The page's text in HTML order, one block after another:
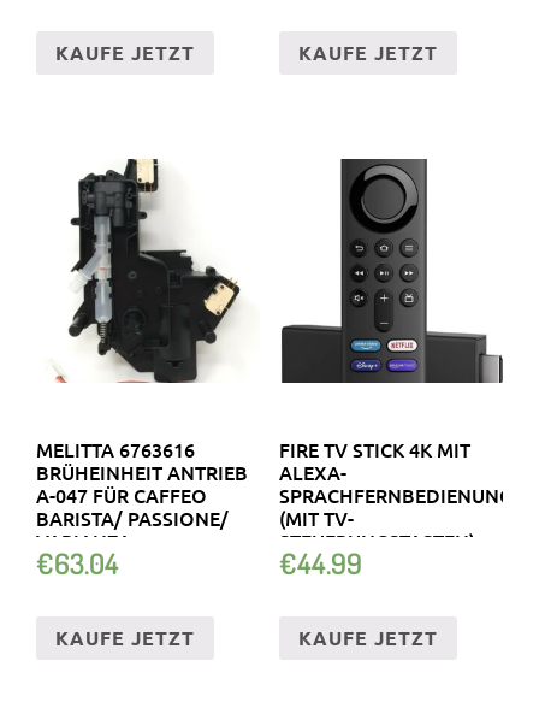
KAUFE JETZT KAUFE JETZT
MELITTA 6763616
BRÜHEINHEIT ANTRIEB
A-047 FÜR CAFFEO
BARISTA/ PASSIONE/
VARIANZA
€63.04
KAUFE JETZT
FIRE TV STICK 4K MIT
ALEXA-
SPRACHFERNBEDIENUNG
(MIT TV-
STEUERUNGSTASTEN)
€44.99
KAUFE JETZT